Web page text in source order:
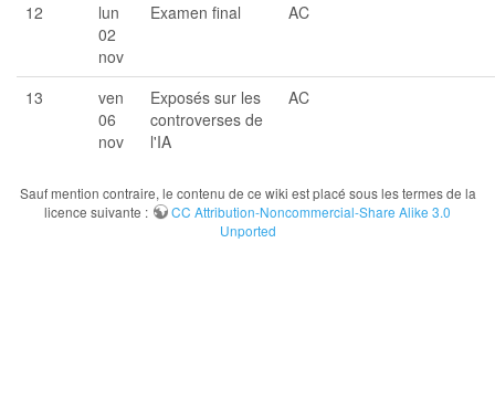
12
lun
02
nov
Examen final AC
13
ven
06
nov
Exposés sur les
controverses de
l'IA
AC
Sauf mention contraire, le contenu de ce wiki est placé sous les termes de la
licence suivante :
CC Attribution-Noncommercial-Share Alike 3.0
Unported